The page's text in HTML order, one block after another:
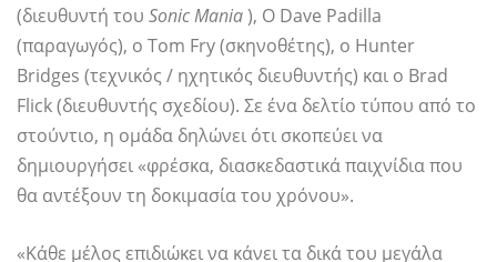
(διευθυντή του Sonic Mania), Ο Dave Padilla
(παραγωγός), ο Tom Fry (σκηνοθέτης), ο Hunter
Bridges (τεχνικός / ηχητικός διευθυντής) και ο Brad
Flick (διευθυντής σχεδίου). Σε ένα δελτίο τύπου από το
στούντιο, η ομάδα δηλώνει ότι σκοπεύει να
δημιουργήσει «φρέσκα, διασκεδαστικά παιχνίδια που
θα αντέξουν τη δοκιμασία του χρόνου».
«Κάθε μέλος επιδιώκει να κάνει τα δικά του μεγάλα